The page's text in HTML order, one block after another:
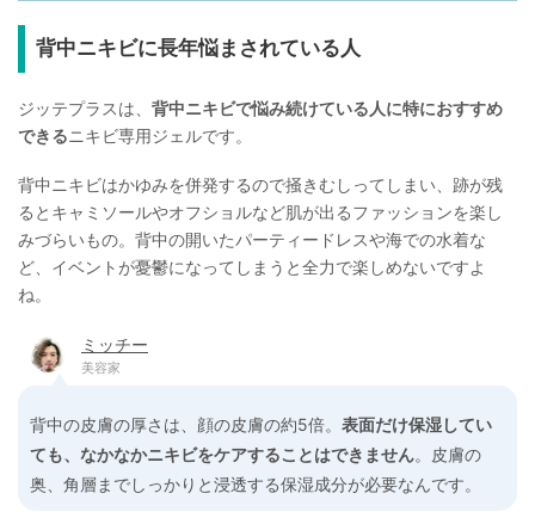
背中ニキビに長年悩まされている人
ジッテプラスは、 背中ニキビで悩み続けている人に特におすすめ
できるニキビ専用ジェルです。
背中ニキビはかゆみを併発するので掻きむしってしまい、跡が残
るとキャミソールやオフショルなど肌が出るファッションを楽し
みづらいもの。背中の開いたパーティードレスや海での水着な
ど、イベントが憂鬱になってしまうと全力で楽しめないですよ
ね。
ミッチー
美容家
背中の皮膚の厚さは、顔の皮膚の約5倍。 表面だけ保湿してい
ても、なかなかニキビをケアすることはできません。皮膚の
奥、角層までしっかりと浸透する保湿成分が必要なんです。